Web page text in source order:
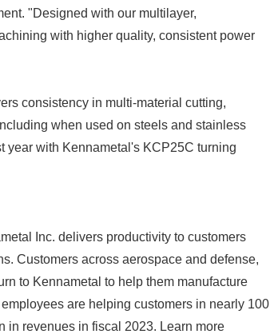
"Designed with our multilayer,
with higher quality, consistent power
consistency in multi-material cutting,
when used on steels and stainless
year with Kennametal's KCP25C turning
Inc. delivers productivity to customers
Customers across aerospace and defense,
to Kennametal to help them manufacture
are helping customers in nearly 100
in revenues in fiscal 2023. Learn more